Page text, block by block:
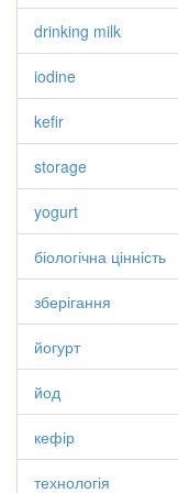
drinking milk
iodine
kefir
storage
yogurt
біологічна цінність
зберігання
йогурт
йод
кефір
технологія